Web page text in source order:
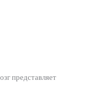
представляет